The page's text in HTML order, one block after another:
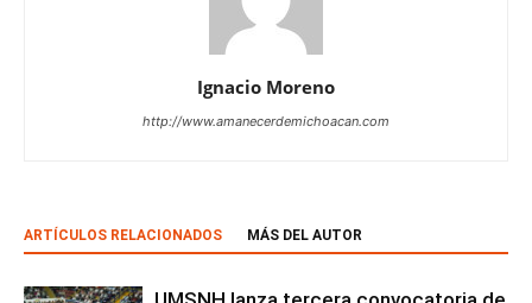
Ignacio Moreno
http://www.amanecerdemichoacan.com
ARTÍCULOS RELACIONADOS MÁS DEL AUTOR